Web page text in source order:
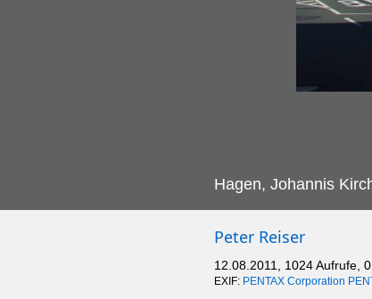
Hagen, Johannis
Peter Reiser
12.08.2011, 1024 Aufrufe,
EXIF: PENTAX Corporation